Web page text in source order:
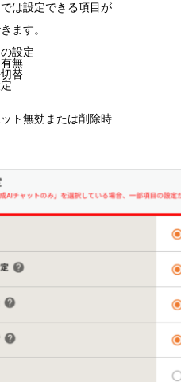
は設定できる項目が
ます。
設定
無
替
ト無効または削除時